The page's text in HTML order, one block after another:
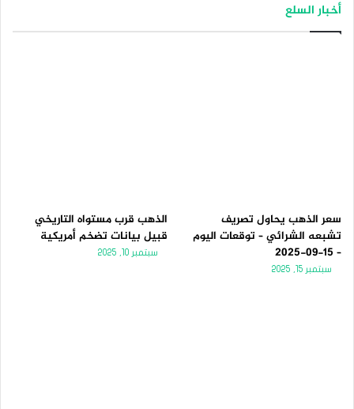
أخبار السلع
سعر الذهب يحاول تصريف
تشبعه الشرائي – توقعات اليوم
– 15-09-2025
سبتمبر 15, 2025
الذهب قرب مستواه التاريخي
قبيل بيانات تضخم أمريكية
سبتمبر 10, 2025